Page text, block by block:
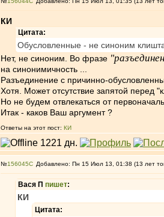
КИ
Цитата:
Обусловленные - не синоним
Нет, не синоним. Во фразе
на синонимичность ...
Разъединение с причинно-
Хотя. Может отсутствие запятой перед
Но не будем отвлекаться от
Итак - каков Ваш аргумент ?
Ответы на этот пост: КИ
№156045 Добавлено: Пн 15 Июл 13, 01:38 (13 лет
Вася П пишет:
КИ
Цитата: